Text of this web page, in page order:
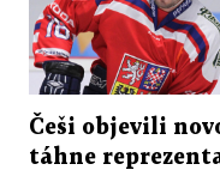
Češi objevili
táhne